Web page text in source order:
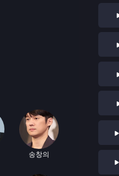
송창의